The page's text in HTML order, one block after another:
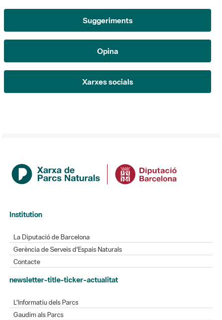
Suggeriments
Opina
Xarxes socials
Institution
La Diputació de Barcelona
Gerència de Serveis d'Espais Naturals
Contacte
newsletter-title-ticker-actualitat
L'Informatiu dels Parcs
Gaudim als Parcs